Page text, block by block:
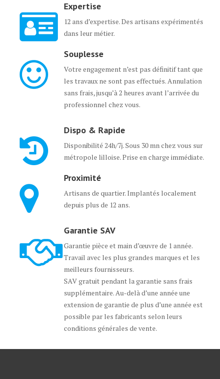
Expertise
12 ans d’expertise. Des artisans expérimentés
dans leur métier.
Souplesse
Votre engagement n’est pas définitif tant que
les travaux ne sont pas effectués. Annulation
sans frais, jusqu’à 2 heures avant l’arrivée du
professionnel chez vous.
Dispo & Rapide
Disponibilité 24h/7j. Sous 30 mn chez vous sur
métropole lilloise. Prise en charge immédiate.
Proximité
Artisans de quartier. Implantés localement
depuis plus de 12 ans.
Garantie SAV
Garantie pièce et main d’œuvre de 1 année.
Travail avec les plus grandes marques et les
meilleurs fournisseurs.
SAV gratuit pendant la garantie sans frais
supplémentaire. Au-delà d’une année une
extension de garantie de plus d’une année est
possible par les fabricants selon leurs
conditions générales de vente.